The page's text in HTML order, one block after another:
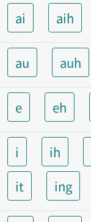
ai aih
au auh
e eh
i ih
it
ing